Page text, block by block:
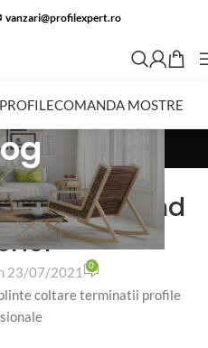
vanzari@profilexpert.ro
COMANDA MOSTRE
features and
23/07/2021 0